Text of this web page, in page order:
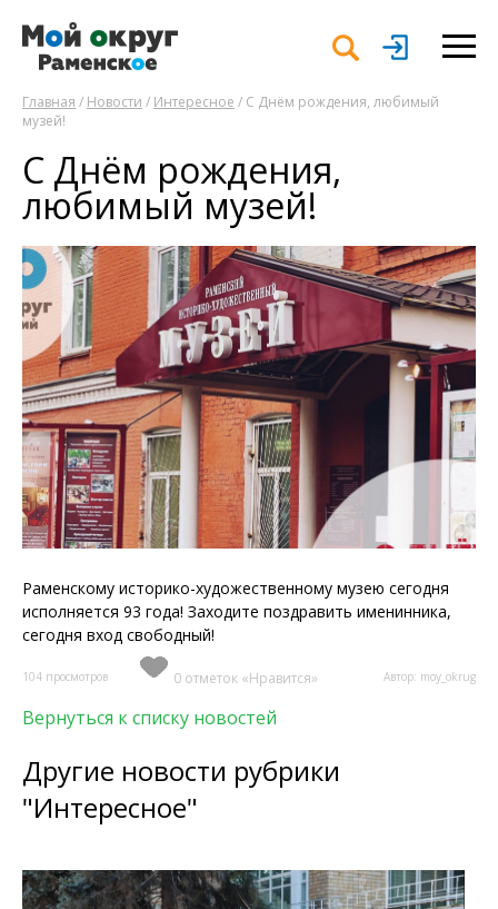
Главная / Новости / Интересное / С Днём рождения, любимый
музей!
С Днём рождения,
любимый музей!
Раменскому историко-художественному музею сегодня
исполняется 93 года! Заходите поздравить именинника,
сегодня вход свободный!
104 просмотров 0 отметок «Нравится» Автор: moy_okrug
Вернуться к списку новостей
Другие новости рубрики
"Интересное"